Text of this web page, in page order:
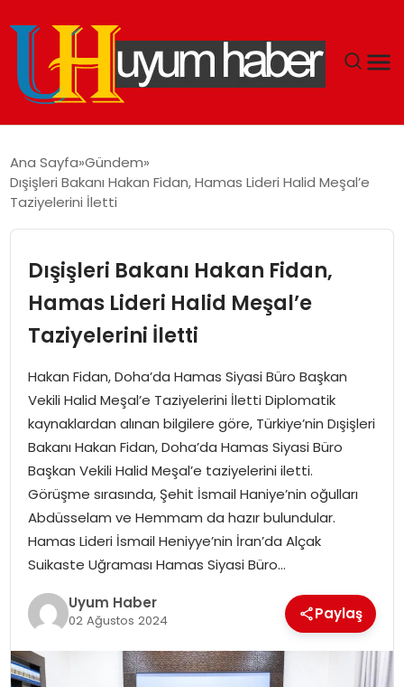
EKONOMI
DÜNYA
SPOR
TEKNOLOJI
SAĞLIK
MAGAZIN
YAŞAM
Ana Sayfa Gündem
Dışişleri Bakanı Hakan Fidan, Hamas Lideri Halid Meşal’e
Taziyelerini İletti
Dışişleri Bakanı Hakan Fidan,
Hamas Lideri Halid Meşal’e
Taziyelerini İletti
Hakan Fidan, Doha’da Hamas Siyasi Büro Başkan
Vekili Halid Meşal’e Taziyelerini İletti Diplomatik
kaynaklardan alınan bilgilere göre, Türkiye’nin Dışişleri
Bakanı Hakan Fidan, Doha’da Hamas Siyasi Büro
Başkan Vekili Halid Meşal’e taziyelerini iletti.
Görüşme sırasında, Şehit İsmail Haniye’nin oğulları
Abdüsselam ve Hemmam da hazır bulundular.
Hamas Lideri İsmail Heniyye’nin İran’da Alçak
Suikaste Uğraması Hamas Siyasi Büro…
Uyum Haber
02 Ağustos 2024 Paylaş